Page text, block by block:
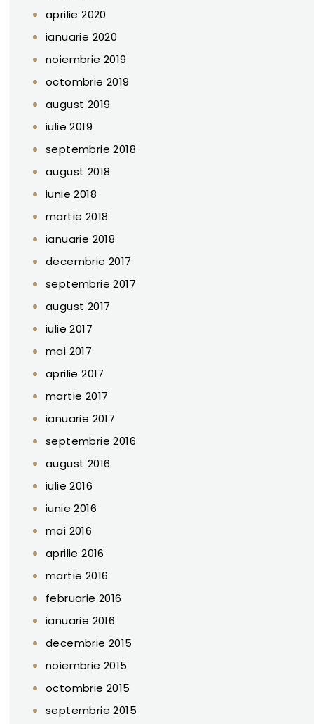
aprilie 2020
ianuarie 2020
noiembrie 2019
octombrie 2019
august 2019
iulie 2019
septembrie 2018
august 2018
iunie 2018
martie 2018
ianuarie 2018
decembrie 2017
septembrie 2017
august 2017
iulie 2017
mai 2017
aprilie 2017
martie 2017
ianuarie 2017
septembrie 2016
august 2016
iulie 2016
iunie 2016
mai 2016
aprilie 2016
martie 2016
februarie 2016
ianuarie 2016
decembrie 2015
noiembrie 2015
octombrie 2015
septembrie 2015